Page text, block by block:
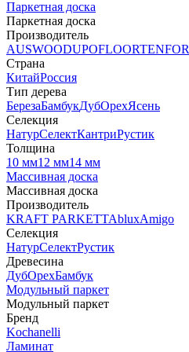
Паркетная доска
Паркетная доска
Производитель
AUSWOODUPOFLOORTENFOR
Страна
КитайРоссия
Тип дерева
БерезаБамбукДубОрехЯсень
Селекция
НатурСелектКантриРустик
Толщина
10 мм12 мм14 мм
Массивная доска
Массивная доска
Производитель
KRAFT PARKETTAbluxAmigo
Селекция
НатурСелектРустик
Древесина
ДубОрехБамбук
Модульный паркет
Модульный паркет
Бренд
Kochanelli
Ламинат